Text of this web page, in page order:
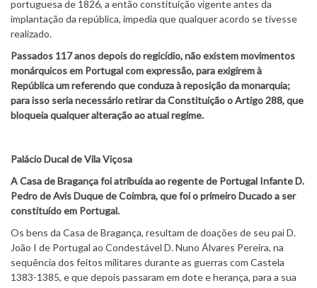
portuguesa de 1826, a então constituição vigente antes da
implantação da república, impedia que qualquer acordo se tivesse
realizado.
Passados 117 anos depois do regicídio, não existem movimentos
monárquicos em Portugal com expressão, para exigirem à
República um referendo que conduza à reposição da monarquia;
para isso seria necessário retirar da Constituição o Artigo 288, que
bloqueia qualquer alteração ao atual regime.
Palácio Ducal de Vila Viçosa
A Casa de Bragança foi atribuída ao regente de Portugal Infante D.
Pedro de Avis Duque de Coimbra, que foi o primeiro Ducado a ser
constituído em Portugal.
Os bens da Casa de Bragança, resultam de doações de seu pai D.
João I de Portugal ao Condestável D. Nuno Álvares Pereira, na
sequência dos feitos militares durante as guerras com Castela
1383-1385, e que depois passaram em dote e herança, para a sua